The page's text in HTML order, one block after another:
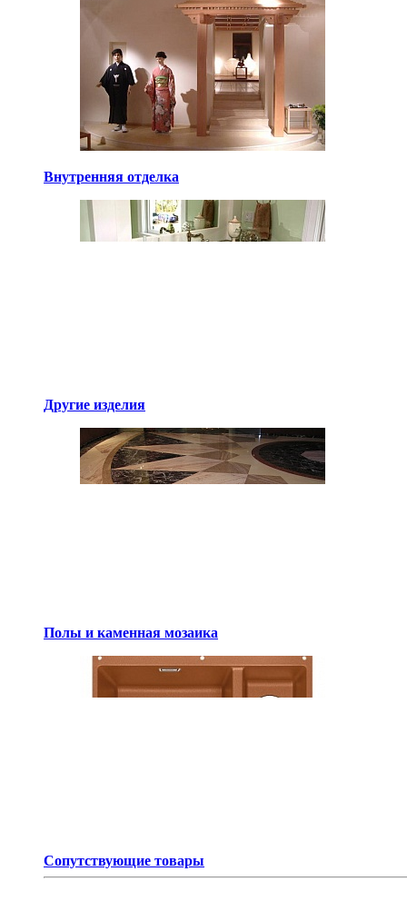
Внутренняя отделка
Другие изделия
Полы и каменная мозаика
Сопутствующие товары